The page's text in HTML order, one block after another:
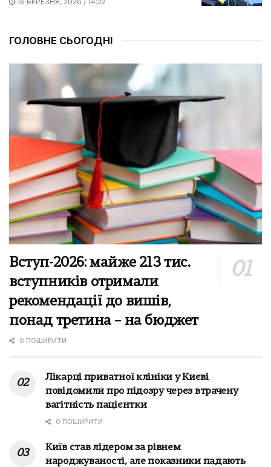
ГОЛОВНЕ СЬОГОДНІ
Вступ-2026: майже 213 тис.
вступників отримали
рекомендації до вишів,
понад третина – на бюджет
0 ПОШИРИТИ
Лікарці приватної клініки у Києві
повідомили про підозру через втрачену
вагітність пацієнтки
0 ПОШИРИТИ
Київ став лідером за рівнем
народжуваності, але показники падають